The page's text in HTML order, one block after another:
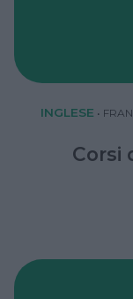
INGLESE •
Corsi